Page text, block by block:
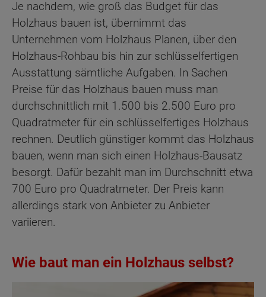
Je nachdem, wie groß das Budget für das
Holzhaus bauen ist, übernimmt das
Unternehmen vom Holzhaus Planen, über den
Holzhaus-Rohbau bis hin zur schlüsselfertigen
Ausstattung sämtliche Aufgaben. In Sachen
Preise für das Holzhaus bauen muss man
durchschnittlich mit 1.500 bis 2.500 Euro pro
Quadratmeter für ein schlüsselfertiges Holzhaus
rechnen. Deutlich günstiger kommt das Holzhaus
bauen, wenn man sich einen Holzhaus-Bausatz
besorgt. Dafür bezahlt man im Durchschnitt etwa
700 Euro pro Quadratmeter. Der Preis kann
allerdings stark von Anbieter zu Anbieter
variieren.
Wie baut man ein Holzhaus selbst?